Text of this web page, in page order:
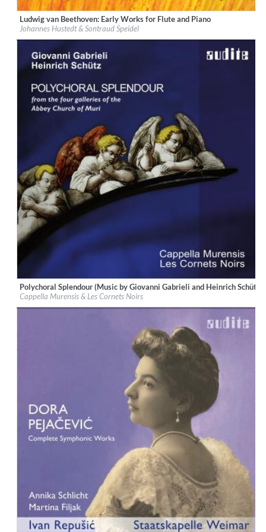
Label:audite Musikproduktion
Genre: Classical
$ 14.20
Ludwig van Beethoven: Early Works for Flute and Piano
Johannes Hustedt & Sontraud Speidel
Label:audite Musikproduktion
Genre:Classical
$ 8.60
Polychoral Splendour (Music by Giovanni Gabrieli and Heinrich
Cappella Murensis & Les Cornets Noirs